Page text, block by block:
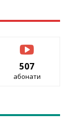
507
абонати